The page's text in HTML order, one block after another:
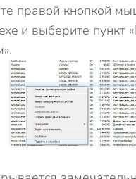
правой кнопкой
​​и выберите пункт